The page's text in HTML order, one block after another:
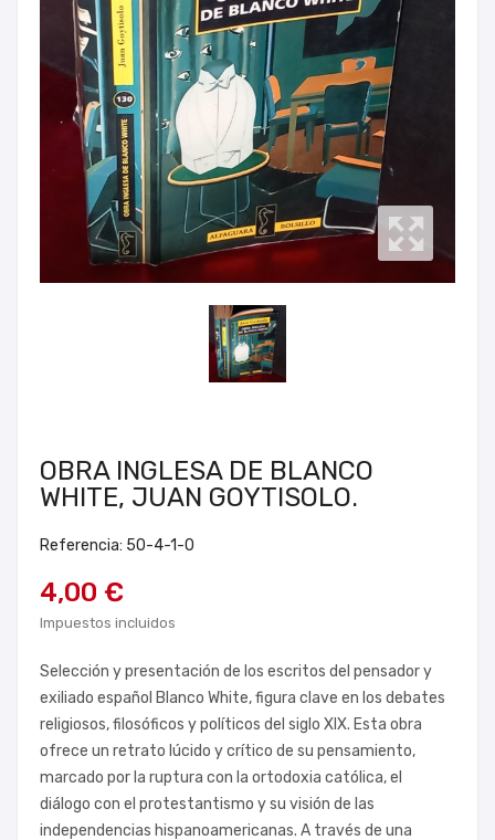
OBRA INGLESA DE BLANCO
WHITE, JUAN GOYTISOLO.
Referencia: 50-4-1-0
4,00 €
Impuestos incluidos
Selección y presentación de los escritos del pensador y
exiliado español Blanco White, figura clave en los debates
religiosos, filosóficos y políticos del siglo XIX. Esta obra
ofrece un retrato lúcido y crítico de su pensamiento,
marcado por la ruptura con la ortodoxia católica, el
diálogo con el protestantismo y su visión de las
independencias hispanoamericanas. A través de una